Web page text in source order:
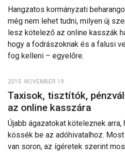
Hangzatos kormányzati
még nem lehet tudni, milyen új
lesz kötelező az online kasszák
hogy a fodrászoknak és a falusi
fog kelleni – egyelőre.
2015. NOVEMBER 19.
Taxisok, tisztítók,
az online kasszára
Újabb ágazatokat köteleznek
kössék be az adóhivatalhoz.
van soron, az ígéretek szerint